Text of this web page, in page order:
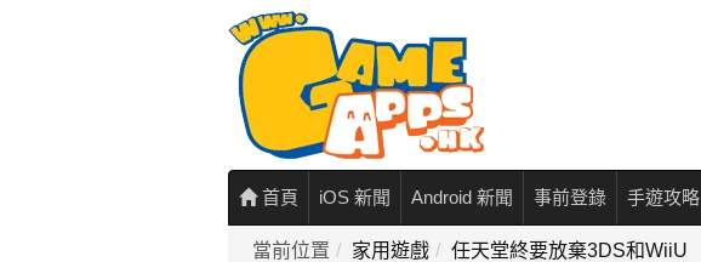
首頁 iOS 新聞 Android 新聞 事前登錄 手遊攻略
當前位置 家用遊戲 任天堂終要放棄3DS和WiiU